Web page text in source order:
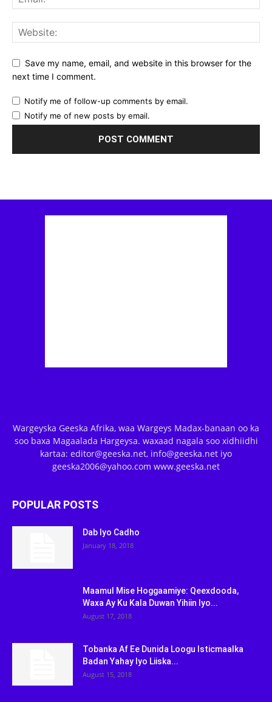
Save my name, email, and website in this browser for the
next time I comment.
Notify me of follow-up comments by email.
Notify me of new posts by email.
Wargeyska Geeska Afrika, waa Wargeys Madax-banaan oo ka
soo baxa Magaalada Hargeysa. waxaad nagala soo xidhiidhi
kartaa: editor@geeska.net, info@geeska.net iyo
geeska2006@yahoo.com www.geeska.net
POPULAR POSTS
Dab Iyo Cadho
January 18, 2018
Maamul Mise Hoggaamiye: Qeexdooda,
Waxa Ay Ku Kala Duwan Yihiin Iyo...
August 17, 2018
Tobanka Af Ee Dunida Loogu Isticmaalka
Badan Yahay Iyo Liiska...
August 15, 2018